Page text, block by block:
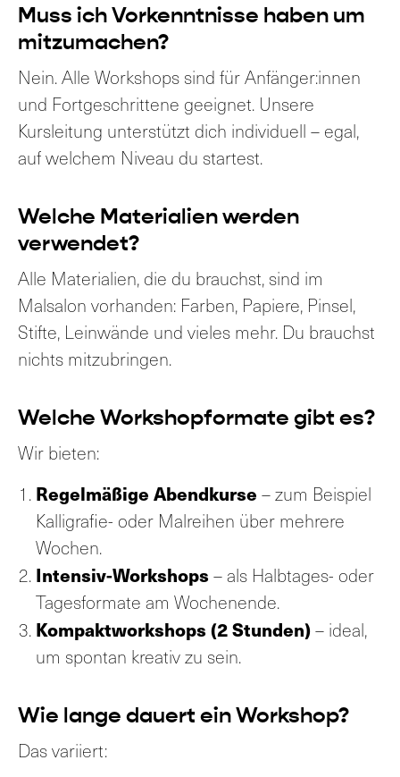
Muss ich Vorkenntnisse haben um
mitzumachen?
Nein. Alle Workshops sind für Anfänger:innen
und Fortgeschrittene geeignet. Unsere
Kursleitung unterstützt dich individuell – egal,
auf welchem Niveau du startest.
Welche Materialien werden
verwendet?
Alle Materialien, die du brauchst, sind im
Malsalon vorhanden: Farben, Papiere, Pinsel,
Stifte, Leinwände und vieles mehr. Du brauchst
nichts mitzubringen.
Welche Workshopformate gibt es?
Wir bieten:
Regelmäßige Abendkurse – zum Beispiel
Kalligrafie- oder Malreihen über mehrere
Wochen.
Intensiv-Workshops – als Halbtages- oder
Tagesformate am Wochenende.
Kompaktworkshops (2 Stunden)– ideal,
um spontan kreativ zu sein.
Wie lange dauert ein Workshop?
Das variiert: